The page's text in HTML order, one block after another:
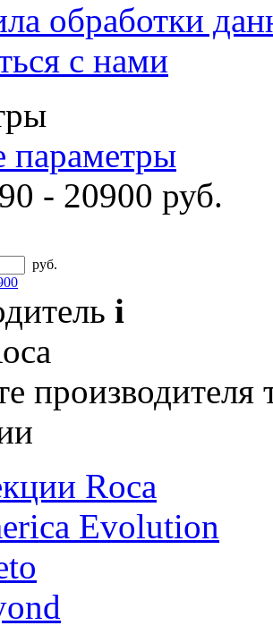
обработки
с нами
параметры
- 20900 руб.
руб.
i
производителя
Roca
Evolution